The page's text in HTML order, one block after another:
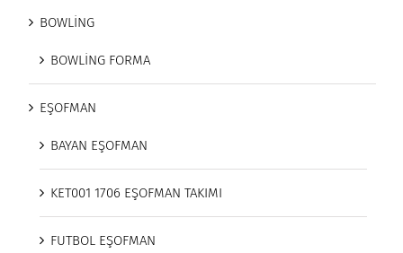
BOWLİNG
BOWLİNG FORMA
EŞOFMAN
BAYAN EŞOFMAN
KET001 1706 EŞOFMAN TAKIMI
FUTBOL EŞOFMAN